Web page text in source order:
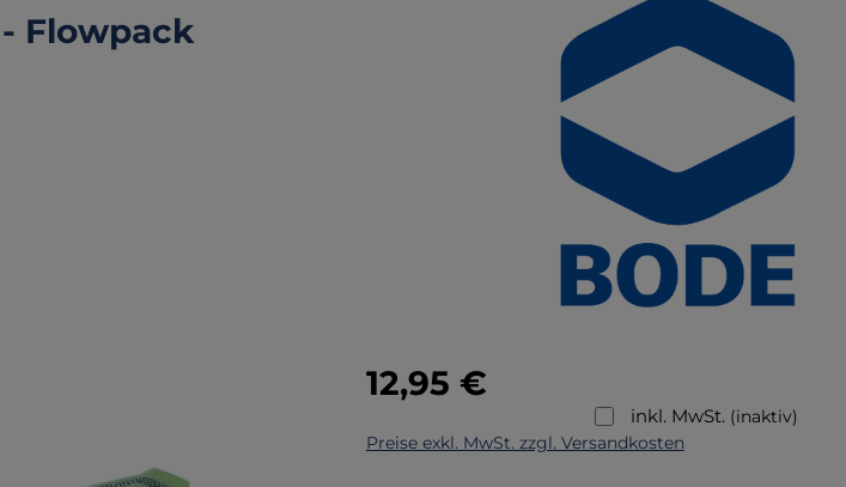
Flowpack
Regulärer Preis:
12,95 €
inkl. MwSt. (inaktiv)
Preise exkl. MwSt. zzgl. Versandkosten